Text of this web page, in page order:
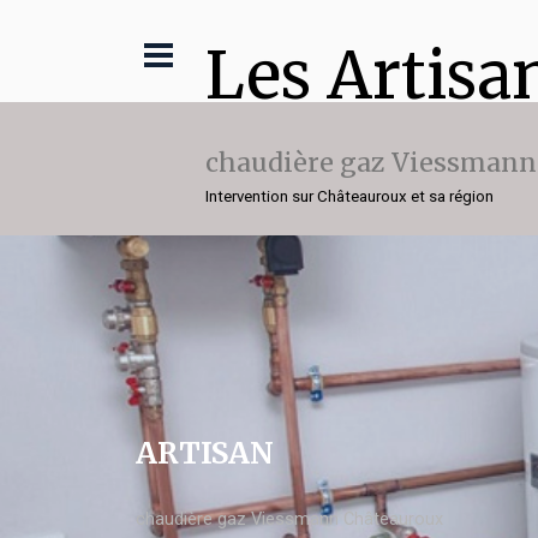
Les
chaudière gaz Viessmann
Intervention sur Châteauroux et sa région
ARTISAN
chaudière gaz Viessmann Châteauroux